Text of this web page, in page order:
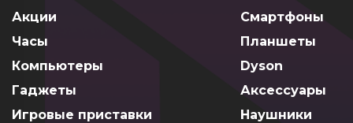
Акции
Смартфоны
Часы
Планшеты
Компьютеры
Dyson
Гаджеты
Аксессуары
Игровые приставки
Наушники